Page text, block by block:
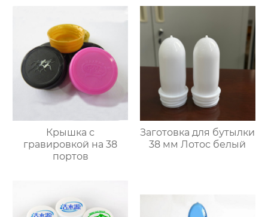
Крышка с
гравировкой на 38
портов
Заготовка для бутылки
38 мм Лотос белый